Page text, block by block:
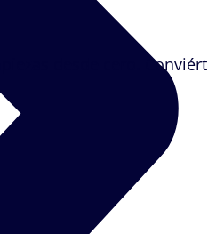
desde cero.